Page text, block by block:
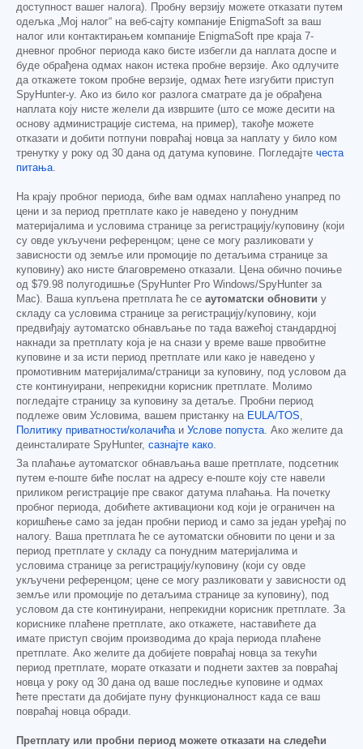
доступност вашег налога). Пробну верзију можете отказати путем
одељка „Мој налог“ на веб-сајту компаније EnigmaSoft за ваш
налог или контактирањем компаније EnigmaSoft пре краја 7-
дневног пробног периода како бисте избегли да наплата доспе и
буде обрађена одмах након истека пробне верзије. Ако одлучите
да откажете током пробне верзије, одмах ћете изгубити приступ
SpyHunter-у. Ако из било ког разлога сматрате да је обрађена
наплата коју нисте желели да извршите (што се може десити на
основу администрације система, на пример), такође можете
отказати и добити потпуни повраћај новца за наплату у било ком
тренутку у року од 30 дана од датума куповине. Погледајте честа
питања.
На крају пробног периода, биће вам одмах наплаћено унапред по
цени и за период претплате како је наведено у понудним
материјалима и условима странице за регистрацију/куповину (који
су овде укључени референцом; цене се могу разликовати у
зависности од земље или промоције по детаљима странице за
куповину) ако нисте благовремено отказали. Цена обично почиње
од $79.98 полугодишње (SpyHunter Pro Windows/SpyHunter за
Mac). Ваша купљена претплата ће се аутоматски обновити у
складу са условима странице за регистрацију/куповину, који
предвиђају аутоматско обнављање по тада важећој стандардној
накнади за претплату која је на снази у време ваше првобитне
куповине и за исти период претплате или како је наведено у
промотивним материјалима/страници за куповину, под условом да
сте континуирани, непрекидни корисник претплате. Молимо
погледајте страницу за куповину за детаље. Пробни период
подлеже овим Условима, вашем пристанку на EULA/TOS,
Политику приватности/колачићаи Услове попуста. Ако желите да
деинсталирате SpyHunter, сазнајте како.
За плаћање аутоматског обнављања ваше претплате, подсетник
путем е-поште биће послат на адресу е-поште коју сте навели
приликом регистрације пре сваког датума плаћања. На почетку
пробног периода, добићете активациони код који је ограничен на
коришћење само за један пробни период и само за један уређај по
налогу. Ваша претплата ће се аутоматски обновити по цени и за
период претплате у складу са понудним материјалима и
условима странице за регистрацију/куповину (који су овде
укључени референцом; цене се могу разликовати у зависности од
земље или промоције по детаљима странице за куповину), под
условом да сте континуирани, непрекидни корисник претплате. За
кориснике плаћене претплате, ако откажете, наставићете да
имате приступ својим производима до краја периода плаћене
претплате. Ако желите да добијете повраћај новца за текући
период претплате, морате отказати и поднети захтев за повраћај
новца у року од 30 дана од ваше последње куповине и одмах
ћете престати да добијате пуну функционалност када се ваш
повраћај новца обради.
Претплату или пробни период можете отказати на следећи